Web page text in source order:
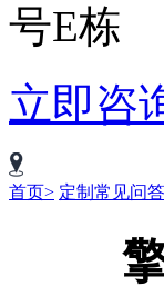
号E栋
立即咨
首页> 定制常见问